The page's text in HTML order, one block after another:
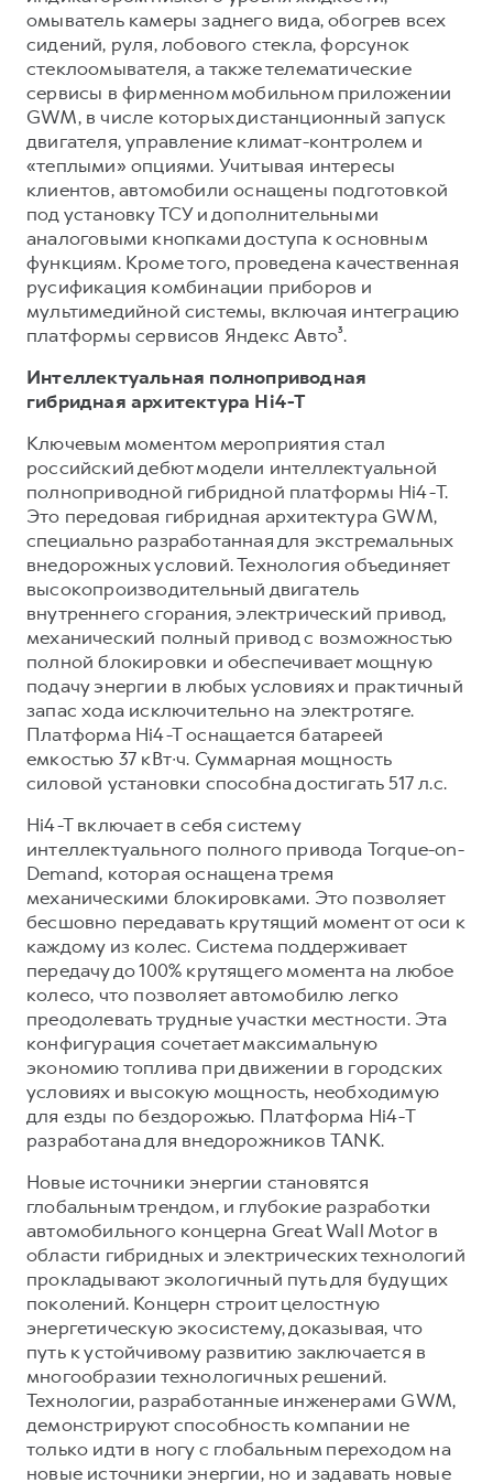
омыватель камеры заднего вида, обогрев всех
сидений, руля, лобового стекла, форсунок
стеклоомывателя, а также телематические
сервисы в фирменном мобильном приложении
GWM, в числе которых дистанционный запуск
двигателя, управление климат-контролем и
«теплыми» опциями. Учитывая интересы
клиентов, автомобили оснащены подготовкой
под установку ТСУ и дополнительными
аналоговыми кнопками доступа к основным
функциям. Кроме того, проведена качественная
русификация комбинации приборов и
мультимедийной системы, включая интеграцию
платформы сервисов Яндекс Авто³.
Интеллектуальная полноприводная
гибридная архитектура Hi4-T
Ключевым моментом мероприятия стал
российский дебют модели интеллектуальной
полноприводной гибридной платформы Hi4-Т.
Это передовая гибридная архитектура GWM,
специально разработанная для экстремальных
внедорожных условий. Технология объединяет
высокопроизводительный двигатель
внутреннего сгорания, электрический привод,
механический полный привод с возможностью
полной блокировки и обеспечивает мощную
подачу энергии в любых условиях и практичный
запас хода исключительно на электротяге.
Платформа Hi4-T оснащается батареей
емкостью 37 кВт∙ч. Суммарная мощность
силовой установки способна достигать 517 л.с.
Hi4-T включает в себя систему
интеллектуального полного привода Torque-on-
Demand, которая оснащена тремя
механическими блокировками. Это позволяет
бесшовно передавать крутящий момент от оси к
каждому из колес. Система поддерживает
передачу до 100% крутящего момента на любое
колесо, что позволяет автомобилю легко
преодолевать трудные участки местности. Эта
конфигурация сочетает максимальную
экономию топлива при движении в городских
условиях и высокую мощность, необходимую
для езды по бездорожью. Платформа Hi4-T
разработана для внедорожников TANK.
Новые источники энергии становятся
глобальным трендом, и глубокие разработки
автомобильного концерна Great Wall Motor в
области гибридных и электрических технологий
прокладывают экологичный путь для будущих
поколений. Концерн строит целостную
энергетическую экосистему, доказывая, что
путь к устойчивому развитию заключается в
многообразии технологичных решений.
Технологии, разработанные инженерами GWM,
демонстрируют способность компании не
только идти в ногу с глобальным переходом на
новые источники энергии, но и задавать новые